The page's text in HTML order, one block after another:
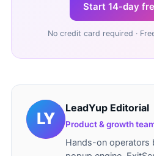
Start 14-day
No credit card required ·
LeadYup Editorial
Product & growth
Hands-on operators